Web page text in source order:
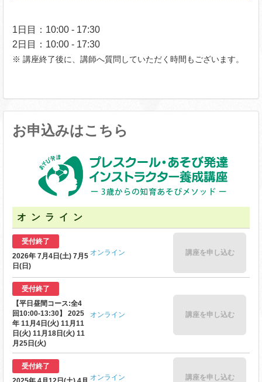
1日目：10:00 - 17:30
2日目：10:00 - 17:30
※ 講座終了後に、講師へ質問していただく時間もございます。
お申込みはこちら
オンライン
受付終了
2026年 7月4日(土) 7月5
日(日)
オンライン 講座を申し込む
受付終了
【平日昼間コース:全4
回10:00-13:30】 2025
年 11月4日(火) 11月11
日(火) 11月18日(火) 11
月25日(火)
オンライン 講座を申し込む
受付終了
オンライン 講座を申し込む